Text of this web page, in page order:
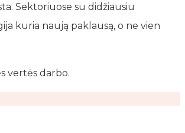
Sektoriuose su didžiausiu
kuria naują paklausą, o ne vien
vertės darbo.